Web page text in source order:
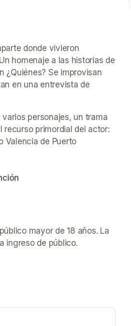
donde vivieron
homenaje a las historias de
¿Quiénes? Se improvisan
en una entrevista de
personajes, un trama
primordial del actor:
Valencia de Puerto
mayor de 18 años. La
ingreso de público.